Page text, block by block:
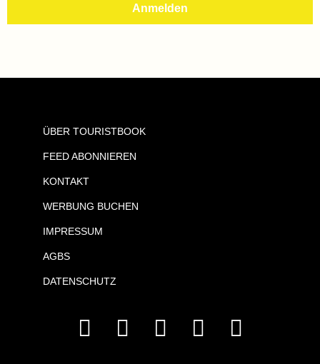
ÜBER TOURISTBOOK
FEED ABONNIEREN
KONTAKT
WERBUNG BUCHEN
IMPRESSUM
AGBS
DATENSCHUTZ